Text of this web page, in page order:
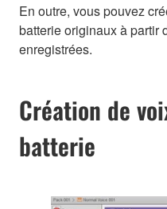
En outre, vous pouvez
batterie originaux à partir
enregistrées.
Création de
batterie